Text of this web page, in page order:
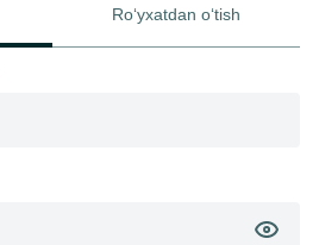
Ro‘yxatdan o‘tish